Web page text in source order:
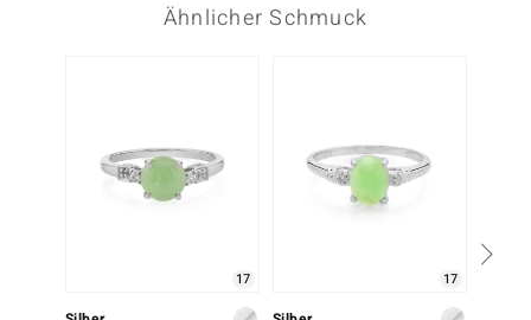
Ähnlicher Schmuck
17 17